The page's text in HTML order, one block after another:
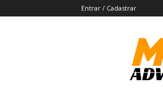
Entrar / Cadastrar